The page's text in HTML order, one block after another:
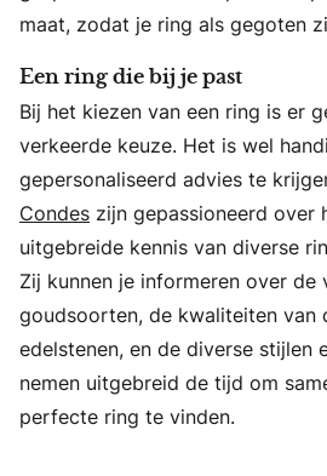
maat, zodat je ring als gegoten
Een ring die bij je past
Bij het kiezen van een ring is er
verkeerde keuze. Het is wel
gepersonaliseerd advies te
Condes zijn gepassioneerd over
uitgebreide kennis van diverse
Zij kunnen je informeren over de
goudsoorten, de kwaliteiten van
edelstenen, en de diverse stijlen
nemen uitgebreid de tijd om
perfecte ring te vinden.